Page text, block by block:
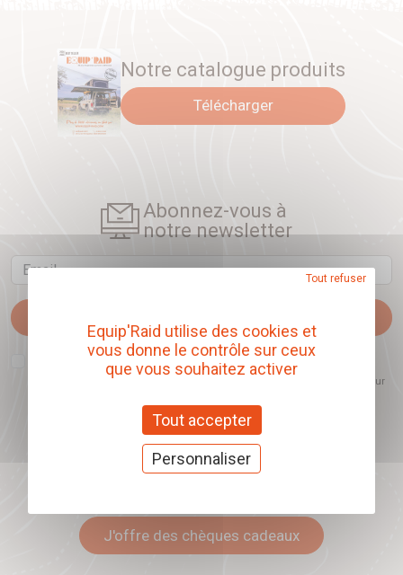
Notre catalogue produits
Télécharger
Abonnez-vous à
notre newsletter
Email
J'accepte que l'ouverture des newsletters soit mesurée, afin de mieux
comprendre les sujets qui m'intéressent et d'améliorer les contenus
proposés. Ce choix est modifiable à tout moment et reste sans incidence sur
Offrez nos chèques
J'offre des chèques cadeaux
Equip'Raid utilise des cookies et
vous donne le contrôle sur ceux
que vous souhaitez activer
Tout accepter
Tout refuser
Personnaliser